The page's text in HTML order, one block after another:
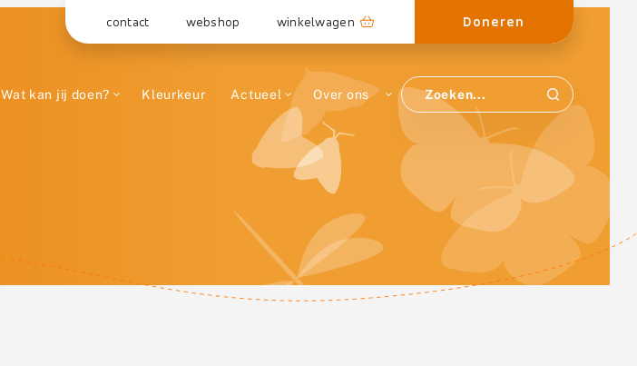
contact webshop winkelwagen Doneren
Wat kan jij doen? Kleurkeur Actueel Over ons